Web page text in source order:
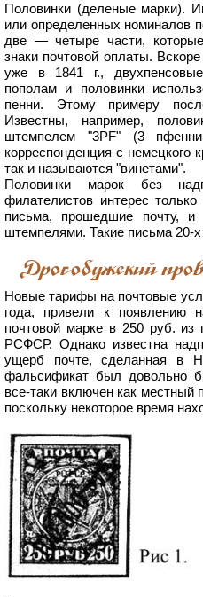
Половинки (деленые марки).
или определенных номиналов
две — четыре части,
знаки почтовой оплаты.
уже в 1841 г.,
пополам и половинки
пенни. Этому примеру
Известны, например,
штемпелем "3PF" (3
корреспонденция с немецкого
так и называются "винетами".
Половинки марок без
филателистов интерес
письма, прошедшие почту, и
штемпелями. Такие письма 20-
Дрогобужский
Новые тарифы на почтовые
года, привели к появлению
почтовой марке в 250 руб. из
РСФСР. Однако известна
ущерб почте, сделанная в
фальсификат был довольно
все-таки включен как местный
поскольку некоторое время